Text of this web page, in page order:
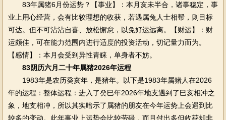
83年属猪6月份运势？【事业】：本月亥未半合，诸事稳定，事
业上用心经营，会有比较理想的收获，若遇属兔人士相帮，则目标
可达。但不可沾沾自喜、放松懈怠，以免好运远离。【财运】：财
运颇佳，可在能力范围内进行适度的投资活动，切记量力而为。
【感情】：本月会受到异性青睐，单身者不妨。
83阴历六月二十年属猪2026年运程
1983年是农历癸亥年，是猪年。以下是1983年属猪人在2026
年的运程：整体运程：进入了癸巳年2026年地支遇到了巳亥相冲之
象，地支相冲，所以其实暗示了属猪的朋友在今年运势上会遇到比
较多的变动。此年事业上运势会比较劳碌，而且付出多但收获却非